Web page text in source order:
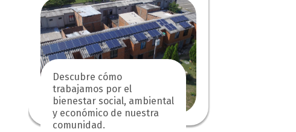
Descubre cómo
trabajamos por el
bienestar social, ambiental
y económico de nuestra
comunidad.